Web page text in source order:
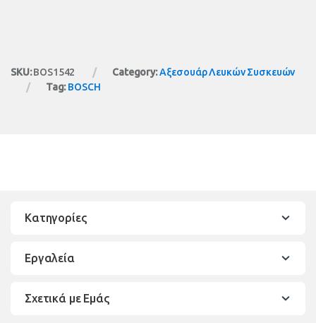
SKU:BOS1542 Category:Αξεσουάρ Λευκών Συσκευών
Tag:BOSCH
Κατηγορίες
Εργαλεία
Σχετικά με Εμάς